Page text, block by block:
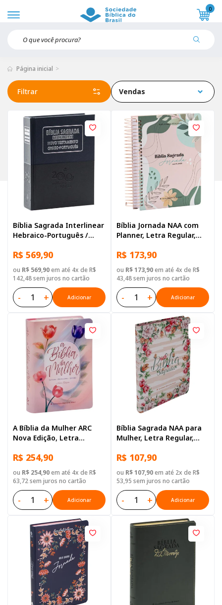
0
Página inicial
Filtrar
Bíblia Sagrada Interlinear
Hebraico-Português /
R$ 569,90
ou R$ 569,90em até 4x de R$
142,48 sem juros no cartão
- + Adicionar
Bíblia Jornada NAA com
Planner, Letra Regular,
anotação, com mapa,
Capa Dura Ilustrada:
Bege
R$ 173,90
ou R$ 173,90em até 4x de R$
43,48 sem juros no cartão
- + Adicionar
A Bíblia da Mulher ARC
Nova Edição, Letra
Tamanho Grande, Capa
Couro Sintético Azul
R$ 254,90
ou R$ 254,90em até 4x de R$
63,72 sem juros no cartão
- + Adicionar
Bíblia Sagrada NAA para
Mulher, Letra Regular,
R$ 107,90
ou R$ 107,90em até 2x de R$
53,95 sem juros no cartão
- + Adicionar